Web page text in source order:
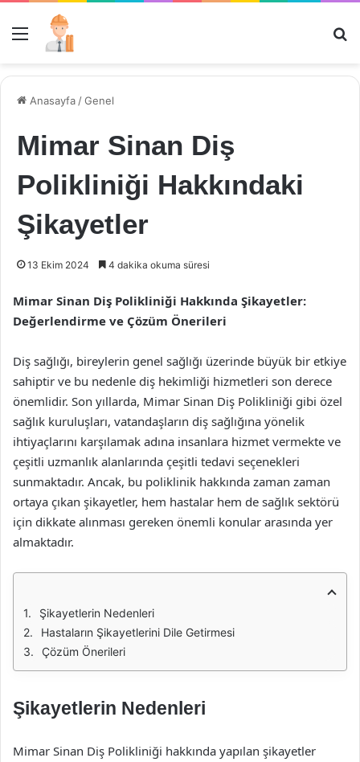
Menü
Anasayfa /Genel
Mimar Sinan Diş
Polikliniği Hakkındaki
Şikayetler
13 Ekim 2024 4 dakika okuma süresi
Mimar Sinan Diş Polikliniği Hakkında Şikayetler:
Değerlendirme ve Çözüm Önerileri
Diş sağlığı, bireylerin genel sağlığı üzerinde büyük bir etkiye
sahiptir ve bu nedenle diş hekimliği hizmetleri son derece
önemlidir. Son yıllarda, Mimar Sinan Diş Polikliniği gibi özel
sağlık kuruluşları, vatandaşların diş sağlığına yönelik
ihtiyaçlarını karşılamak adına insanlara hizmet vermekte ve
çeşitli uzmanlık alanlarında çeşitli tedavi seçenekleri
sunmaktadır. Ancak, bu poliklinik hakkında zaman zaman
ortaya çıkan şikayetler, hem hastalar hem de sağlık sektörü
için dikkate alınması gereken önemli konular arasında yer
almaktadır.
Şikayetlerin Nedenleri
Hastaların Şikayetlerini Dile Getirmesi
Çözüm Önerileri
Şikayetlerin Nedenleri
Mimar Sinan Diş Polikliniği hakkında yapılan şikayetler